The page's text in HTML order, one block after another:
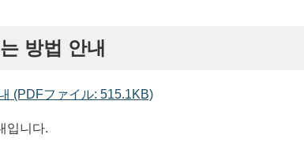
방법 안내
(PDFファイル: 515.1KB)
입니다.